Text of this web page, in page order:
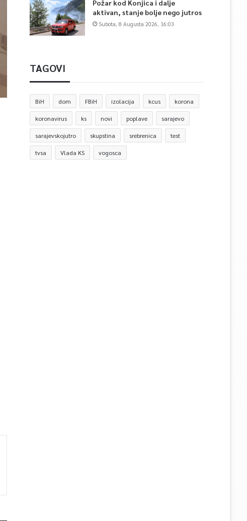
Požar kod Konjica i dalje
aktivan, stanje bolje nego jutros
Subota, 8 Augusta 2026, 16:03
TAGOVI
BiH dom FBiH izolacija kcus korona
koronavirus ks novi poplave sarajevo
sarajevskojutro skupstina srebrenica test
tvsa Vlada KS vogosca